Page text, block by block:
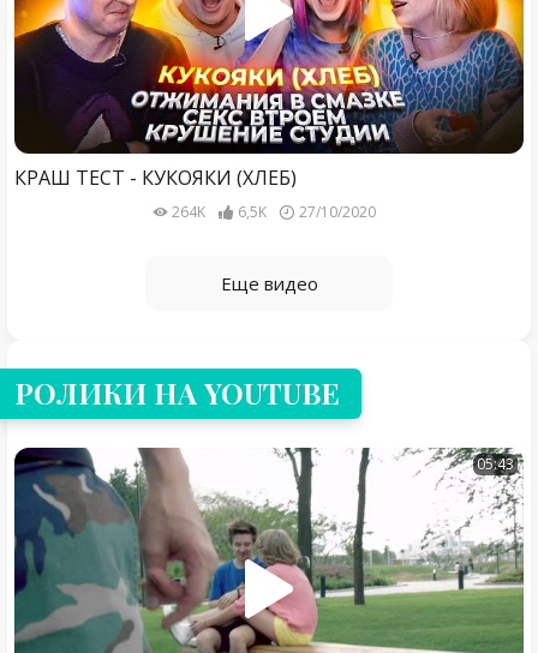
КРАШ ТЕСТ - КУКОЯКИ (ХЛЕБ)
264K 6,5K 27/10/2020
Еще видео
РОЛИКИ НА YOUTUBE
05:43